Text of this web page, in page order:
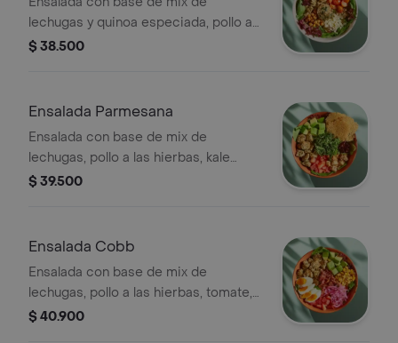
lechugas y quinoa especiada, pollo a
las hierbas, tomate cherry, queso feta,
$ 38.500
Ensalada Parmesana
Ensalada con base de mix de
lechugas, pollo a las hierbas, kale
picado, tomate, aguacate, galletas de
$ 39.500
Ensalada Cobb
Ensalada con base de mix de
lechugas, pollo a las hierbas, tomate,
huevo duro, tocineta, aguacate,
$ 40.900